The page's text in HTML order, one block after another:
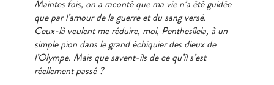
Maintes fois, on a raconté que ma vie n’a été guidée
que par l’amour de la guerre et du sang versé.
Ceux-là veulent me réduire, moi, Penthesíleia, à un
simple pion dans le grand échiquier des dieux de
l’Olympe. Mais que savent-ils de ce qu’il s’est
réellement passé ?